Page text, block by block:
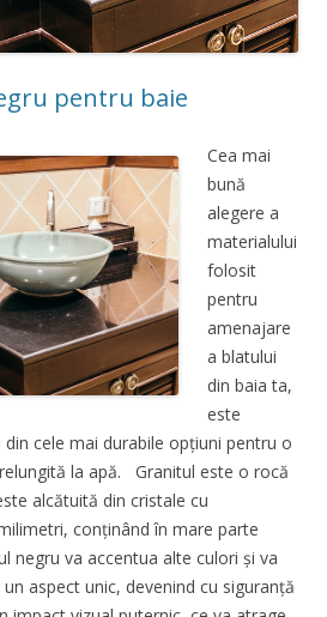
pentru baie
Cea mai
bună
alegere a
materialului
folosit
pentru
amenajare
a blatului
din baia ta,
este
cele mai durabile opțiuni pentru o
la apă. Granitul este o rocă
alcătuită din cristale cu
conținând în mare parte
negru va accentua alte culori și va
aspect unic, devenind cu siguranță